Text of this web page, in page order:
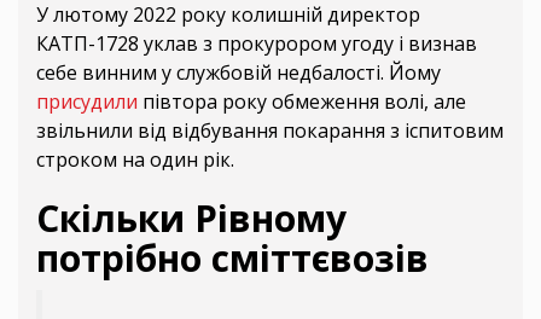
У лютому 2022 року колишній директор
КАТП-1728 уклав з прокурором угоду і визнав
себе винним у службовій недбалості. Йому
присудили півтора року обмеження волі, але
звільнили від відбування покарання з іспитовим
строком на один рік.
Скільки Рівному
потрібно сміттєвозів